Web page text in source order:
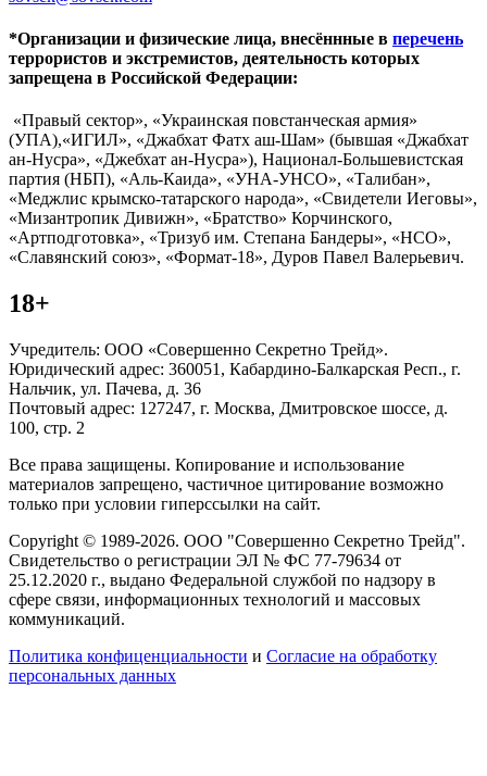
*Организации и физические лица, внесённные в перечень
террористов и экстремистов, деятельность которых
запрещена в Российской Федерации:
«Правый сектор», «Украинская повстанческая армия»
(УПА),«ИГИЛ», «Джабхат Фатх аш-Шам» (бывшая «Джабхат
ан-Нусра», «Джебхат ан-Нусра»), Национал-Большевистская
партия (НБП), «Аль-Каида», «УНА-УНСО», «Талибан»,
«Меджлис крымско-татарского народа», «Свидетели Иеговы»,
«Мизантропик Дивижн», «Братство» Корчинского,
«Артподготовка», «Тризуб им. Степана Бандеры», «НСО»,
«Славянский союз», «Формат-18», Дуров Павел Валерьевич.
18+
Учредитель: ООО «Совершенно Секретно Трейд».
Юридический адрес: 360051, Кабардино-Балкарская Респ., г.
Нальчик, ул. Пачева, д. 36
Почтовый адрес: 127247, г. Москва, Дмитровское шоссе, д.
100, стр. 2
Все права защищены. Копирование и использование
материалов запрещено, частичное цитирование возможно
только при условии гиперссылки на сайт.
Copyright © 1989-2026. ООО "Совершенно Секретно Трейд".
Свидетельство о регистрации ЭЛ № ФС 77-79634 от
25.12.2020 г., выдано Федеральной службой по надзору в
сфере связи, информационных технологий и массовых
коммуникаций.
Политика конфиценциальности и Согласие на обработку
персональных данных